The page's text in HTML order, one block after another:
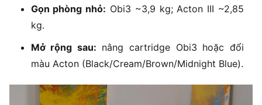
Gọn phòng nhỏ: Obi3 ~3,9 kg; Acton III ~2,85
kg.
Mở rộng sau: nâng cartridge Obi3 hoặc đổi
màu Acton (Black/Cream/Brown/Midnight Blue).